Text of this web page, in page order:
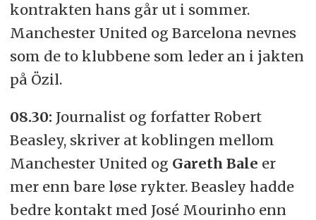
kontrakten hans går ut i sommer.
Manchester United og Barcelona nevnes
som de to klubbene som leder an i jakten
på Özil.
08.30: Journalist og forfatter Robert
Beasley, skriver at koblingen mellom
Manchester United og Gareth Bale er
mer enn bare løse rykter. Beasley hadde
bedre kontakt med José Mourinho enn